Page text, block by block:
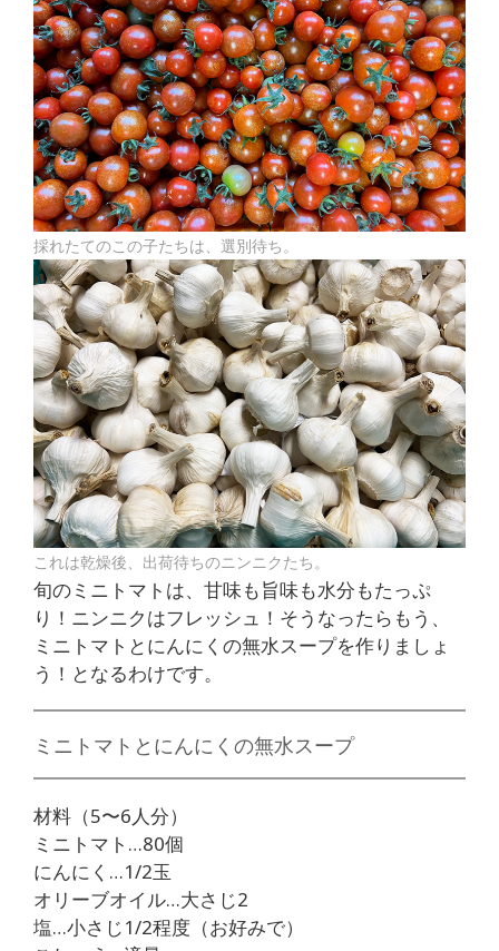
採れたてのこの子たちは、選別待ち。
これは乾燥後、出荷待ちのニンニクたち。
旬のミニトマトは、甘味も旨味も水分もたっぷ
り！ニンニクはフレッシュ！そうなったらもう、
ミニトマトとにんにくの無水スープを作りましょ
う！となるわけです。
ミニトマトとにんにくの無水スープ
材料（5〜6人分）
ミニトマト…80個
にんにく…1/2玉
オリーブオイル…大さじ2
塩…小さじ1/2程度（お好みで）